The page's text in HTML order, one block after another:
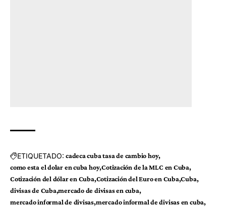
ETIQUETADO: cadeca cuba tasa de cambio hoy
como esta el dolar en cuba hoy Cotización de la MLC en Cuba
Cotización del dólar en Cuba Cotización del Euro en Cuba Cuba
divisas de Cuba mercado de divisas en cuba
mercado informal de divisas mercado informal de divisas en cuba